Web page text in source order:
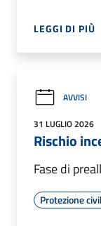
LEGGI DI PIÙ
AVVISI
31 LUGLIO 2026
Rischio
Fase di
Protezione